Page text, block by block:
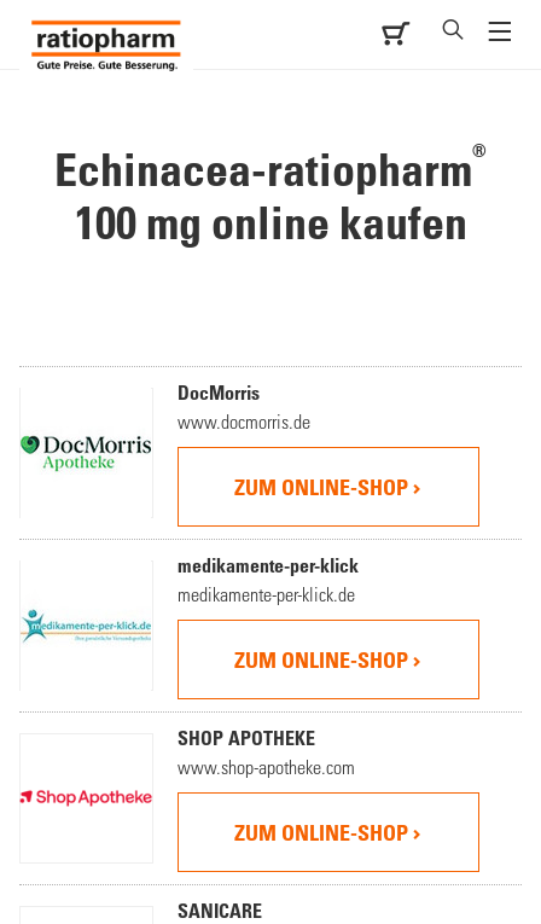
Echinacea-ratiopharm®
100 mg online kaufen
DocMorris
www.docmorris.de
ZUM ONLINE-SHOP
medikamente-per-klick
medikamente-per-klick.de
ZUM ONLINE-SHOP
SHOP APOTHEKE
www.shop-apotheke.com
ZUM ONLINE-SHOP
SANICARE